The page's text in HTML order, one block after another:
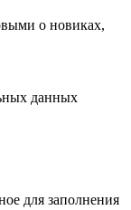
о новиках,
данных
для заполнения